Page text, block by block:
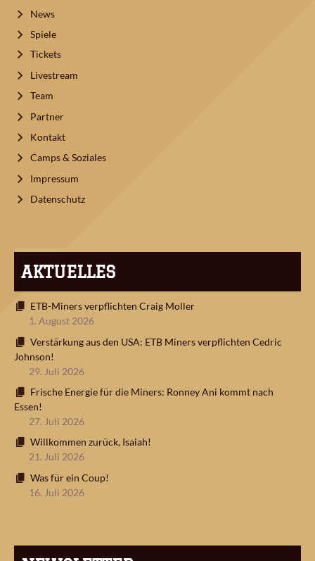
News
Spiele
Tickets
Livestream
Team
Partner
Kontakt
Camps & Soziales
Impressum
Datenschutz
AKTUELLES
ETB-Miners verpflichten Craig Moller
1. August 2026
Verstärkung aus den USA: ETB Miners verpflichten Cedric
Johnson!
29. Juli 2026
Frische Energie für die Miners: Ronney Ani kommt nach
Essen!
27. Juli 2026
Willkommen zurück, Isaiah!
21. Juli 2026
Was für ein Coup!
16. Juli 2026